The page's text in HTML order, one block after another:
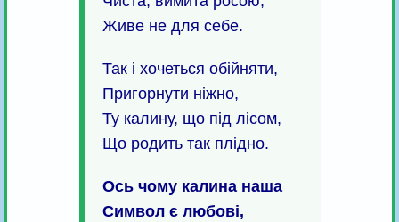
Живе не для себе.
Так і хочеться обійняти,
Пригорнути ніжно,
Ту калину, що під лісом,
Що родить так плідно.
Ось чому калина наша
Символ є любові,